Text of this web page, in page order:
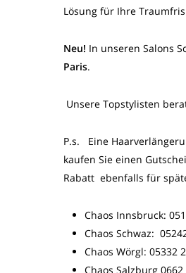
Lösung für Ihre
Neu! In unseren Salons
Paris.
Unsere Topstylisten
P.s. Eine
kaufen Sie einen
Rabatt ebenfalls für
Chaos Innsbruck:
Chaos Schwaz:
Chaos Wörgl: 05332
Chaos Salzburg 0662